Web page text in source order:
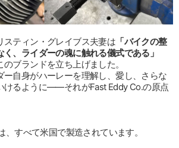
スティン・グレイブス夫妻は 「バイクの整
、ライダーの魂に触れる儀式である」
ブランドを立ち上げました。
ー自身がハーレーを理解し、愛し、さらな
けるように――それがFast Eddy Co.の原点
、すべて米国で製造されています。